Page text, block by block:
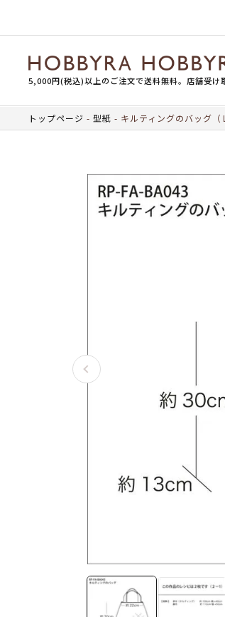
5,000円(税込)以上のご注文で送料無料。店舗受け
トップページ 型紙 キルティングのバッグ（